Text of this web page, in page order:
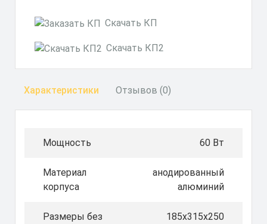
Скачать КП
Скачать КП2
Характеристики Отзывов (0)
Мощность 60 Вт
Материал
корпуса
анодированный
алюминий
Размеры без
185х315х250